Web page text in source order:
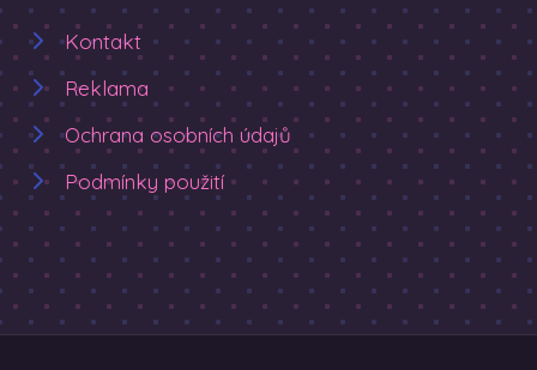
Kontakt
Reklama
Ochrana osobních údajů
Podmínky použití